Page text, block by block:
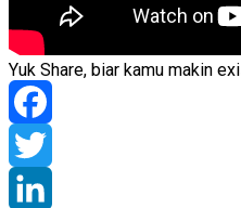
Yuk Share, biar kamu makin
Facebook
Twitter